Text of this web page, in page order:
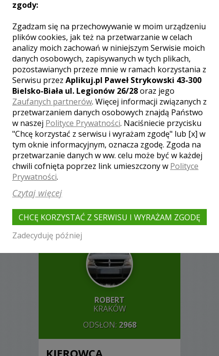
Otrzymasz naszą
GWARANCJĘ
JAKOŚCI»
SZANSA NA
NAGRODĘ
wspaniała podróż
poślubna»
WASZE DANE I
ROBERT
KRAKÓW
ODSŁON: 2968
KIEROWCA
zgody:
Zgadzam się na przechowywanie w moim urządzeniu
plików cookies, jak też na przetwarzanie w celach
analizy moich zachowań w niniejszym Serwisie moich
danych osobowych, zapisywanych w tych plikach,
pozostawianych przeze mnie w ramach korzystania z
Serwisu przez Aplikuj.pl Paweł Strykowski 43-300
Bielsko-Biała ul. Legionów 26/28oraz jego
Zaufanych partnerów. Więcej informacji związanych z
przetwarzaniem danych osobowych znajdą Państwo
w naszej Polityce Prywatności. Naciśniecie przycisku
"Chcę korzystać z serwisu i wyrażam zgodę" lub [x] w
tym oknie informacyjnym, oznacza zgodę. Zgoda na
przetwarzanie danych w ww. celu może być w każdej
chwili cofnięta poprzez link umieszczony w Polityce
Prywatności.
Czytaj więcej
CHCĘ KORZYSTAĆ Z SERWISU I WYRAŻAM ZGODĘ
Zadecyduję później